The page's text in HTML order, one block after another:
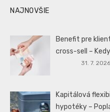
NAJNOVŠIE
Benefit pre
cross-sell –
31. 7. 2026
Kapitálová
hypotéky –